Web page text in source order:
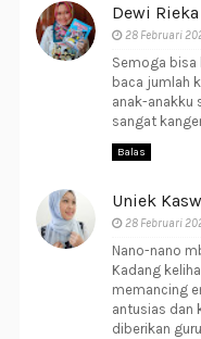
Dewi Rieka
28 Februari
Semoga bisa
baca jumlah
anak-anakku
sangat
Balas
Uniek
28 Februari
Nano-nano
Kadang
memancing
antusias dan
diberikan